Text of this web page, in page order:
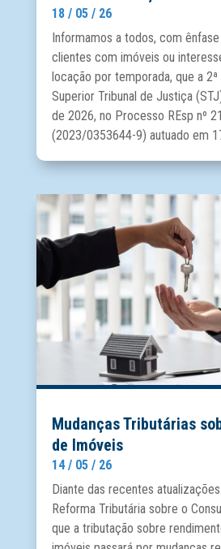
18 / 05 / 26
Informamos a todos, com
clientes com imóveis ou
locação por temporada, que a
Superior Tribunal de Justiça
de 2026, no Processo REsp nº
(2023/0353644-9) autuado em
Mudanças Tributárias
de Imóveis
14 / 05 / 26
Diante das recentes
Reforma Tributária sobre o
que a tributação sobre